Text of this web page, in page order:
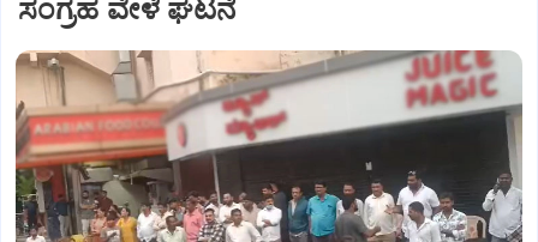
ಸಂಗ್ರಹ ವೇಳೆ ಘಟನೆ